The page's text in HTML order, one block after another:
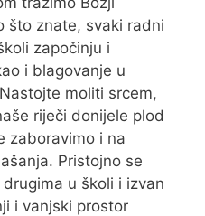
što znate, svaki radni
započinju i
i blagovanje u
moliti srcem,
riječi donijele plod
zaboravimo i na
Pristojno se
u školi i izvan
i vanjski prostor